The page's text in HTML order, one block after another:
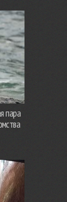
пара